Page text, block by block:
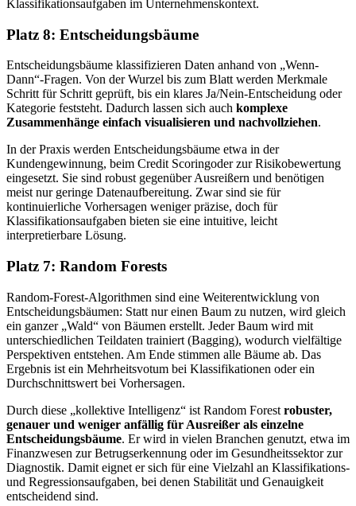
Klassifikationsaufgaben im Unternehmenskontext.
Platz 8: Entscheidungsbäume
Entscheidungsbäume klassifizieren Daten anhand von „Wenn-
Dann“-Fragen. Von der Wurzel bis zum Blatt werden Merkmale
Schritt für Schritt geprüft, bis ein klares Ja/Nein-Entscheidung oder
Kategorie feststeht. Dadurch lassen sich auch komplexe
Zusammenhänge einfach visualisieren und nachvollziehen.
In der Praxis werden Entscheidungsbäume etwa in der
Kundengewinnung, beim Credit Scoringoder zur Risikobewertung
eingesetzt. Sie sind robust gegenüber Ausreißern und benötigen
meist nur geringe Datenaufbereitung. Zwar sind sie für
kontinuierliche Vorhersagen weniger präzise, doch für
Klassifikationsaufgaben bieten sie eine intuitive, leicht
interpretierbare Lösung.
Platz 7: Random Forests
Random-Forest-Algorithmen sind eine Weiterentwicklung von
Entscheidungsbäumen: Statt nur einen Baum zu nutzen, wird gleich
ein ganzer „Wald“ von Bäumen erstellt. Jeder Baum wird mit
unterschiedlichen Teildaten trainiert (Bagging), wodurch vielfältige
Perspektiven entstehen. Am Ende stimmen alle Bäume ab. Das
Ergebnis ist ein Mehrheitsvotum bei Klassifikationen oder ein
Durchschnittswert bei Vorhersagen.
Durch diese „kollektive Intelligenz“ ist Random Forest robuster,
genauer und weniger anfällig für Ausreißer als einzelne
Entscheidungsbäume. Er wird in vielen Branchen genutzt, etwa im
Finanzwesen zur Betrugserkennung oder im Gesundheitssektor zur
Diagnostik. Damit eignet er sich für eine Vielzahl an Klassifikations-
und Regressionsaufgaben, bei denen Stabilität und Genauigkeit
entscheidend sind.